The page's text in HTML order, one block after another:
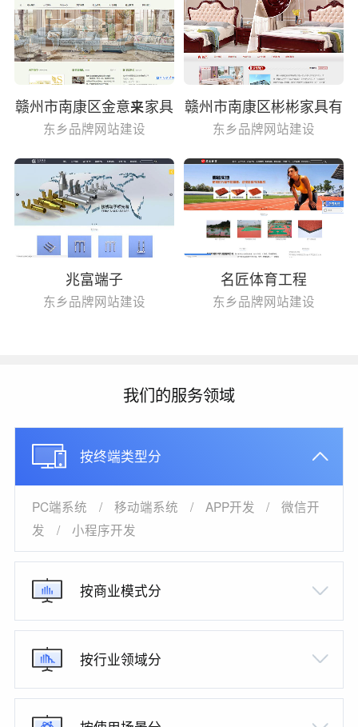
赣州市南康区金意来家具
有限公司
东乡品牌网站建设
赣州市南康区彬彬家具有
限公司
东乡品牌网站建设
兆富端子
东乡品牌网站建设
名匠体育工程
东乡品牌网站建设
我们的服务领域
按终端类型分
PC端系统 / 移动端系统 / APP开发 /
微信开
发
/ 小程序开发
按商业模式分
按行业领域分